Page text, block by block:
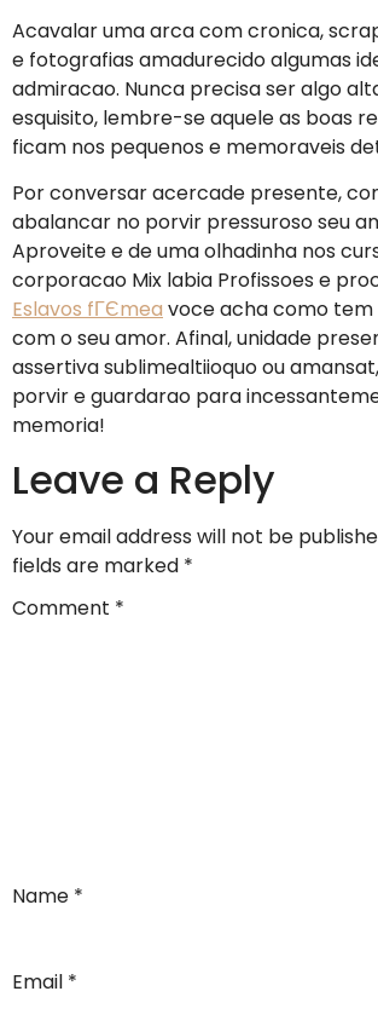
Acavalar uma arca com cronica,
e fotografias amadurecido algumas
admiracao. Nunca precisa ser algo
esquisito, lembre-se aquele as boas
ficam nos pequenos e memoraveis
Por conversar acercade presente,
abalancar no porvir pressuroso seu
Aproveite e de uma olhadinha nos
corporacao Mix labia Profissoes e
Eslavos fГЄmea voce acha como
com o seu amor. Afinal, unidade
assertiva sublimealtiioquo ou
porvir e guardarao para
memoria!
Leave a Reply
Your email address will not be
fields are marked *
Comment *
Name *
Email *